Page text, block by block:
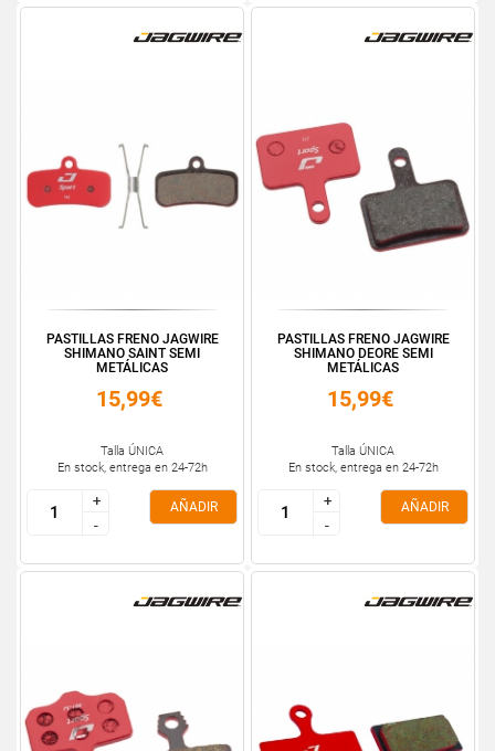
PASTILLAS FRENO JAGWIRE
SHIMANO SAINT SEMI
METÁLICAS
15,99€
Talla ÚNICA
En stock, entrega en 24-72h
+
-
+
-
AÑADIR
PASTILLAS FRENO JAGWIRE
SHIMANO DEORE SEMI
METÁLICAS
15,99€
Talla ÚNICA
En stock, entrega en 24-72h
+
-
+
-
AÑADIR